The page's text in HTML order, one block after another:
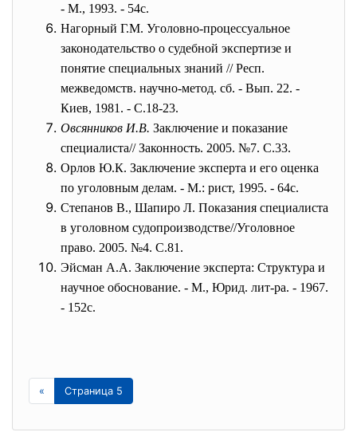
- М., 1993. - 54с.
Нагорный Г.М. Уголовно-процессуальное
законодательство о судебной экспертизе и
понятие специальных знаний // Респ.
межведомств. научно-метод. сб. - Вып. 22. -
Киев, 1981. - С.18-23.
Овсянников И.В. Заключение и показание
специалиста// Законность. 2005. №7. С.33.
Орлов Ю.К. Заключение эксперта и его оценка
по уголовным делам. - М.: рист, 1995. - 64с.
Степанов В., Шапиро Л. Показания специалиста
в уголовном судопроизводстве//Уголовное
право. 2005. №4. С.81.
Эйсман А.А. Заключение эксперта: Структура и
научное обоснование. - М., Юрид. лит-ра. - 1967.
- 152с.
« Страница 5